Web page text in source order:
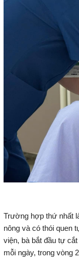
Trường hợp thứ nhất
nông và có thói quen
viện, bà bắt đầu tự
mỗi ngày, trong vòng